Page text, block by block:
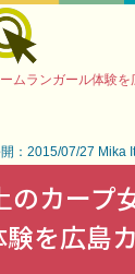
ムランガール体験
：2015/07/27 Mika
のカープ
を広島